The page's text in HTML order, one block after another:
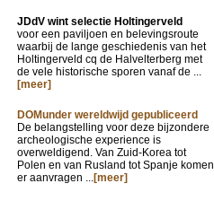
JDdV wint selectie Holtingerveld
voor een paviljoen en belevingsroute
waarbij de lange geschiedenis van het
Holtingerveld cq de Halvelterberg met
de vele historische sporen vanaf de ...
[meer]
DOMunder wereldwijd gepubliceerd
De belangstelling voor deze bijzondere
archeologische experience is
overweldigend. Van Zuid-Korea tot
Polen en van Rusland tot Spanje komen
er aanvragen ...[meer]